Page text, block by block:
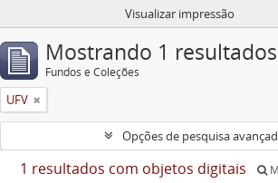
Visualizar impressão
Mostrando 1 resultados
Fundos e Coleções
UFV
Opções de pesquisa
1 resultados com objetos digitais